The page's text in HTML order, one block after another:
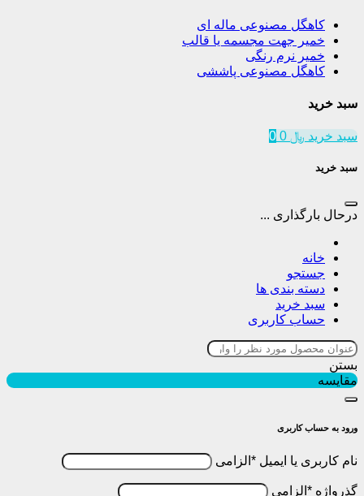
کاهگل مصنوعی ماله ای
خمیر جهت مجسمه یا قالب
خمیر نرم رنگی
کاهگل مصنوعی پاششی
سبد خرید
سبد خرید ﷼ 0
سبد خرید
درحال بارگذاری ...
خانه
جستجو
دسته بندی ها
سبد خرید
حساب کاربری
بستن
مقایسه
ورود به حساب کاربری
نام کاربری یا ایمیل * الزامی
گذرواژه * الزامی